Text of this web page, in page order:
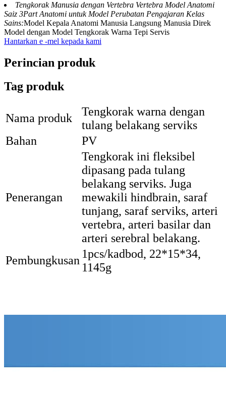
Tengkorak Manusia dengan Vertebra Vertebra Model Anatomi
Saiz 3Part Anatomi untuk Model Perubatan Pengajaran Kelas
Sains:Model Kepala Anatomi Manusia Langsung Manusia Direk
Model dengan Model Tengkorak Warna Tepi Servis
Hantarkan e -mel kepada kami
Perincian produk
Tag produk
Nama produk
Tengkorak warna dengan
tulang belakang serviks
Bahan
PV
Penerangan
Tengkorak ini fleksibel
dipasang pada tulang
belakang serviks. Juga
mewakili hindbrain, saraf
tunjang, saraf serviks, arteri
vertebra, arteri basilar dan
arteri serebral belakang.
Pembungkusan 1pcs/kadbod, 22*15*34,
1145g